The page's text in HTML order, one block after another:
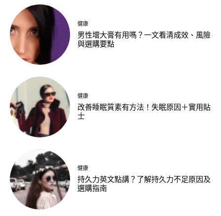
健康
男性增大膏有用嗎？一文看清成效、風險
與選購要點
健康
改善睡眠質素有方法！失眠原因＋實用貼
士
健康
持久力英文點講？了解持久力不足原因及
選購指南